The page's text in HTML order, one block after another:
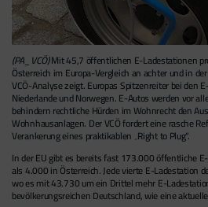
(PA_VCÖ)Mit 45,7 öffentlichen E-Ladestationen
Österreich im Europa-Vergleich an achter und in
VCÖ-Analyse zeigt. Europas Spitzenreiter bei den
Niederlande und Norwegen. E-Autos werden vor
behindern rechtliche Hürden im Wohnrecht den
Wohnhausanlagen. Der VCÖ fordert eine rasche
Verankerung eines praktikablen „Right to Plug“.
In der EU gibt es bereits fast 173.000 öffentliche
als 4.000 in Österreich. Jede vierte E-Ladestation
wo es mit 43.730 um ein Drittel mehr E-
bevölkerungsreichen Deutschland, wie eine